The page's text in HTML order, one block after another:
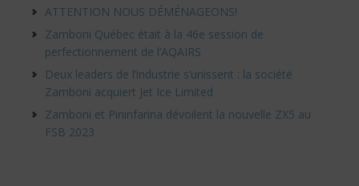
ATTENTION NOUS DÉMÉNAGEONS!
Zamboni Québec était à la 46e session de
perfectionnement de l’AQAIRS
Deux leaders de l’industrie s’unissent : la société
Zamboni acquiert Jet Ice Limited
Zamboni et Pininfarina dévoilent la nouvelle ZX5 au
FSB 2023